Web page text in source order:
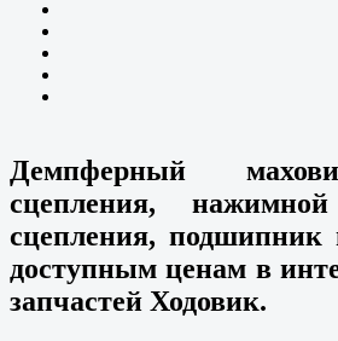
Демпферный
сцепления,
сцепления,
доступным ценам в
запчастей Ходовик.